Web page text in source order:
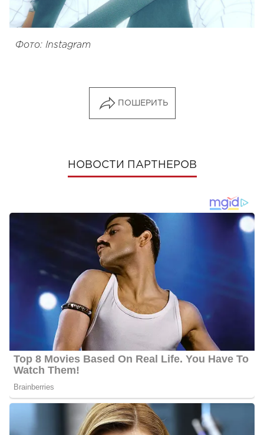
Фото: Instagram
ПОШЕРИТЬ
НОВОСТИ ПАРТНЕРОВ